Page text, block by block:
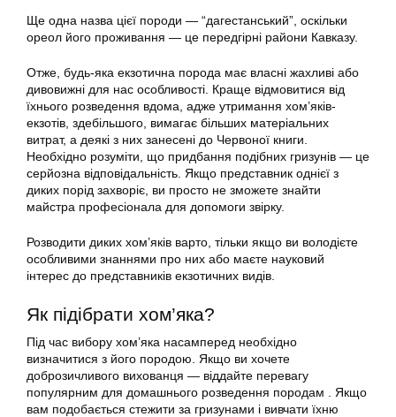
Ще одна назва цієї породи — “дагестанський”, оскільки
ореол його проживання — це передгірні райони Кавказу.
Отже, будь-яка екзотична порода має власні жахливі або
дивовижні для нас особливості. Краще відмовитися від
їхнього розведення вдома, адже утримання хом’яків-
екзотів, здебільшого, вимагає більших матеріальних
витрат, а деякі з них занесені до Червоної книги.
Необхідно розуміти, що придбання подібних гризунів — це
серйозна відповідальність. Якщо представник однієї з
диких порід захворіє, ви просто не зможете знайти
майстра професіонала для допомоги звірку.
Розводити диких хом’яків варто, тільки якщо ви володієте
особливими знаннями про них або маєте науковий
інтерес до представників екзотичних видів.
Як підібрати хом’яка?
Під час вибору хом’яка насамперед необхідно
визначитися з його породою. Якщо ви хочете
доброзичливого вихованця — віддайте перевагу
популярним для домашнього розведення породам . Якщо
вам подобається стежити за гризунами і вивчати їхню